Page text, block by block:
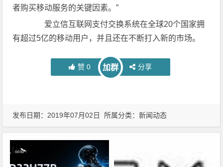
者购买移动服务的关键因素。”
爱立信互联网支付交换系统在全球20个国家拥
有超过5亿的移动用户，并且还在不断打入新的市场。
赞 0 加群 分享
发布日期：2019年07月02日 所属分类：新闻动态